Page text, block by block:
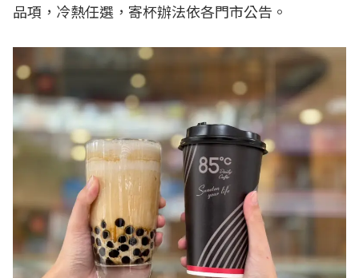
品項，冷熱任選，寄杯辦法依各門市公告。